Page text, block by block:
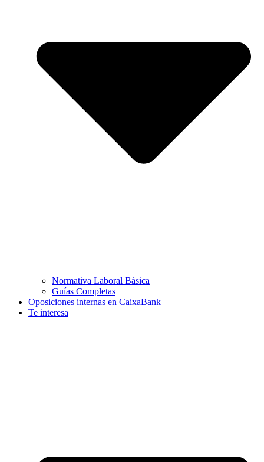
Normativa Laboral Básica
Guías Completas
Oposiciones internas en CaixaBank
Te interesa